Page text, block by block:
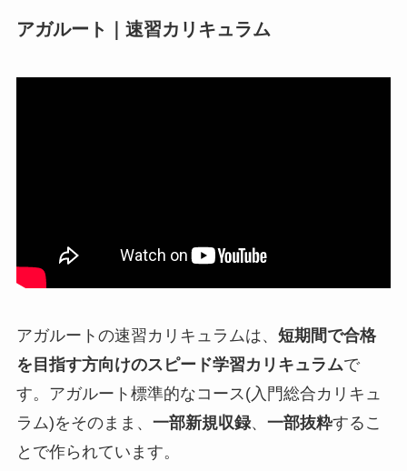
アガルート｜速習カリキュラム
アガルートの速習カリキュラムは、 短期間で合格
を目指す方向けのスピード学習カリキュラムで
す。アガルート標準的なコース(入門総合カリキュ
ラム)をそのまま、 一部新規収録、 一部抜粋するこ
とで作られています。